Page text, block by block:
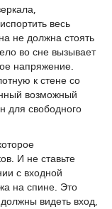
весь
не должна стоять
во сне вызывает
напряжение.
к стене со
возможный
для свободного
И не ставьте
с входной
на спине. Это
видеть вход,